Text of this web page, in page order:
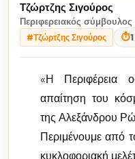
Τζώρτζης Σιγούρος
Περιφερειακός σύμβουλος
#Τζώρτζης Σιγούρος ⏱
«Η Περιφέρεια
απαίτηση του
της Αλεξάνδρου
Περιμένουμε από
κυκλοφοριακή